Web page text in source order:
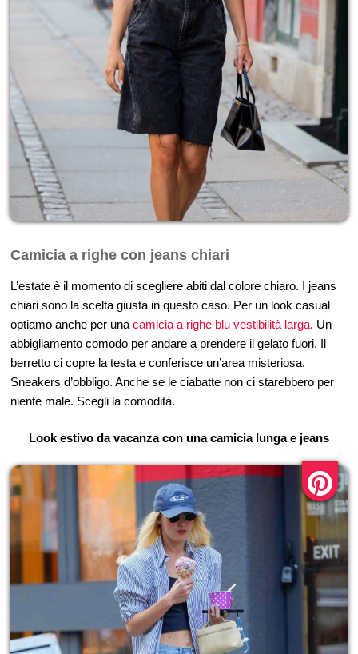
Camicia a righe con jeans chiari
L’estate è il momento di scegliere abiti dal colore chiaro. I jeans
chiari sono la scelta giusta in questo caso. Per un look casual
optiamo anche per una camicia a righe blu vestibilità larga. Un
abbigliamento comodo per andare a prendere il gelato fuori. Il
berretto ci copre la testa e conferisce un’area misteriosa.
Sneakers d’obbligo. Anche se le ciabatte non ci starebbero per
niente male. Scegli la comodità.
Look estivo da vacanza con una camicia lunga e jeans